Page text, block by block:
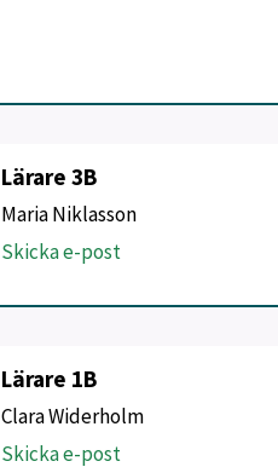
Lärare 3B
Maria Niklasson
Skicka e-post
Lärare 1B
Clara Widerholm
Skicka e-post